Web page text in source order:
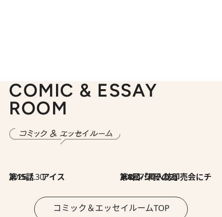
COMIC & ESSAY
ROOM
2026.7.30
第15話 アイス 2026.7.30
第8回「同人誌即売会にチャレンジ その2」
コミック＆エッセイルームTOP